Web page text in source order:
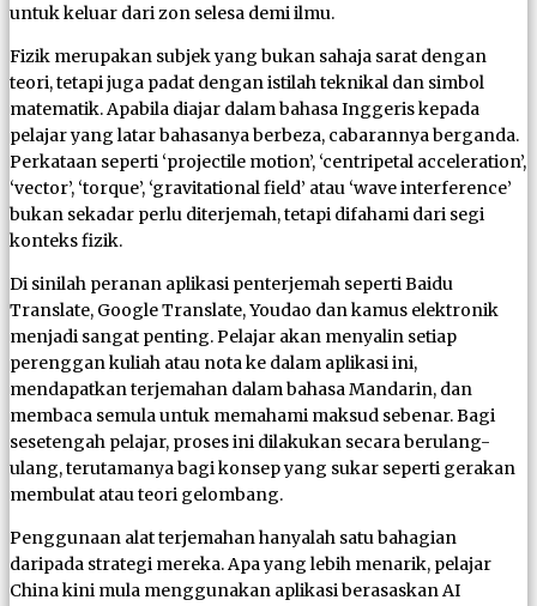
untuk keluar dari zon selesa demi ilmu.
Fizik merupakan subjek yang bukan sahaja sarat dengan
teori, tetapi juga padat dengan istilah teknikal dan simbol
matematik. Apabila diajar dalam bahasa Inggeris kepada
pelajar yang latar bahasanya berbeza, cabarannya berganda.
Perkataan seperti ‘projectile motion’, ‘centripetal acceleration’,
‘vector’, ‘torque’, ‘gravitational field’ atau ‘wave interference’
bukan sekadar perlu diterjemah, tetapi difahami dari segi
konteks fizik.
Di sinilah peranan aplikasi penterjemah seperti Baidu
Translate, Google Translate, Youdao dan kamus elektronik
menjadi sangat penting. Pelajar akan menyalin setiap
perenggan kuliah atau nota ke dalam aplikasi ini,
mendapatkan terjemahan dalam bahasa Mandarin, dan
membaca semula untuk memahami maksud sebenar. Bagi
sesetengah pelajar, proses ini dilakukan secara berulang-
ulang, terutamanya bagi konsep yang sukar seperti gerakan
membulat atau teori gelombang.
Penggunaan alat terjemahan hanyalah satu bahagian
daripada strategi mereka. Apa yang lebih menarik, pelajar
China kini mula menggunakan aplikasi berasaskan AI